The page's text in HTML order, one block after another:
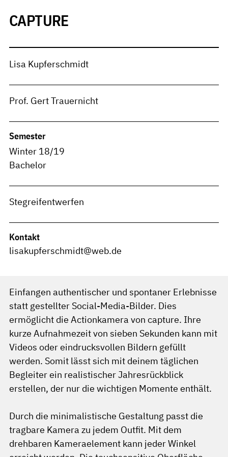
CAPTURE
Lisa Kupferschmidt
Prof. Gert Trauernicht
Semester
Winter 18/19
Bachelor
Stegreifentwerfen
Kontakt
lisakupferschmidt@web.de
Einfangen authentischer und spontaner Erlebnisse
statt gestellter Social-Media-Bilder. Dies
ermöglicht die Actionkamera von capture. Ihre
kurze Aufnahmezeit von sieben Sekunden kann mit
Videos oder eindrucksvollen Bildern gefüllt
werden. Somit lässt sich mit deinem täglichen
Begleiter ein realistischer Jahresrückblick
erstellen, der nur die wichtigen Momente enthält.
Durch die minimalistische Gestaltung passt die
tragbare Kamera zu jedem Outfit. Mit dem
drehbaren Kameraelement kann jeder Winkel